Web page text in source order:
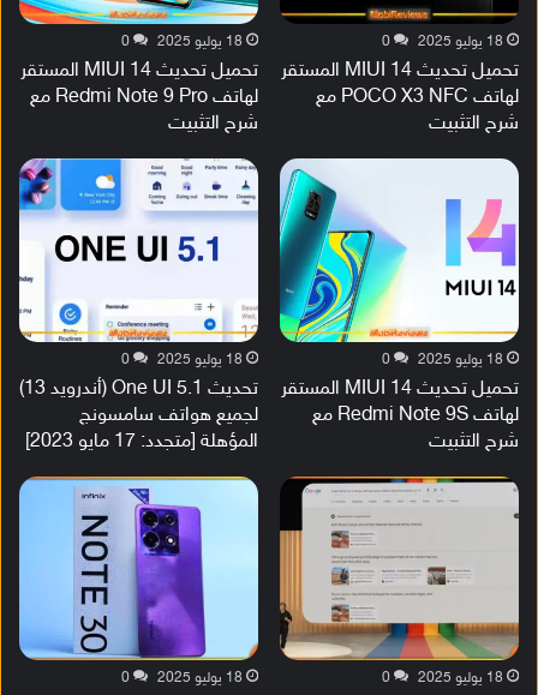
18 يوليو 2025 0
تحميل تحديث MIUI 14 المستقر
لهاتف POCO X3 NFC مع
شرح التثبيت
18 يوليو 2025 0
تحميل تحديث MIUI 14 المستقر
لهاتف Redmi Note 9 Pro مع
شرح التثبيت
18 يوليو 2025 0
تحميل تحديث MIUI 14 المستقر
لهاتف Redmi Note 9S مع
شرح التثبيت
18 يوليو 2025 0
تحديث One UI 5.1 (أندرويد 13)
لجميع هواتف سامسونج
المؤهلة [متجدد: 17 مايو 2023]
18 يوليو 2025 0 18 يوليو 2025 0